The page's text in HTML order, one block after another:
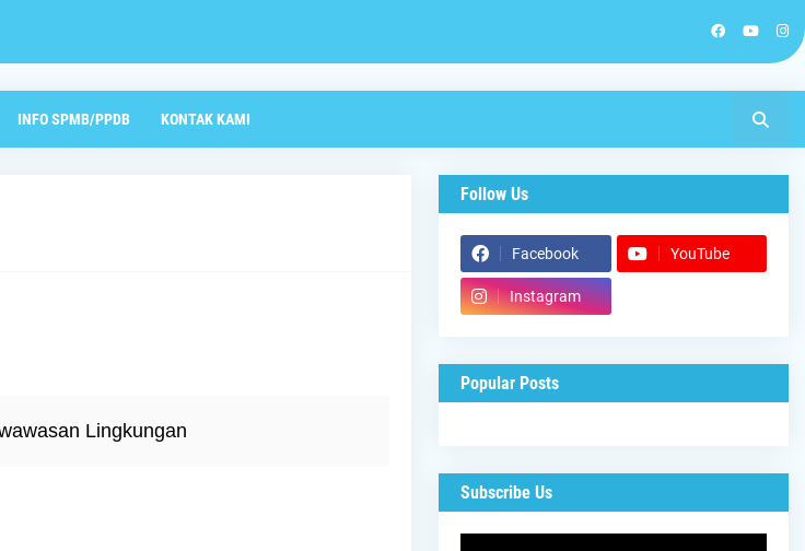
INFO SPMB/PPDB KONTAK KAMI
Lingkungan
Follow Us
Facebook YouTube
Instagram
Popular Posts
Subscribe Us